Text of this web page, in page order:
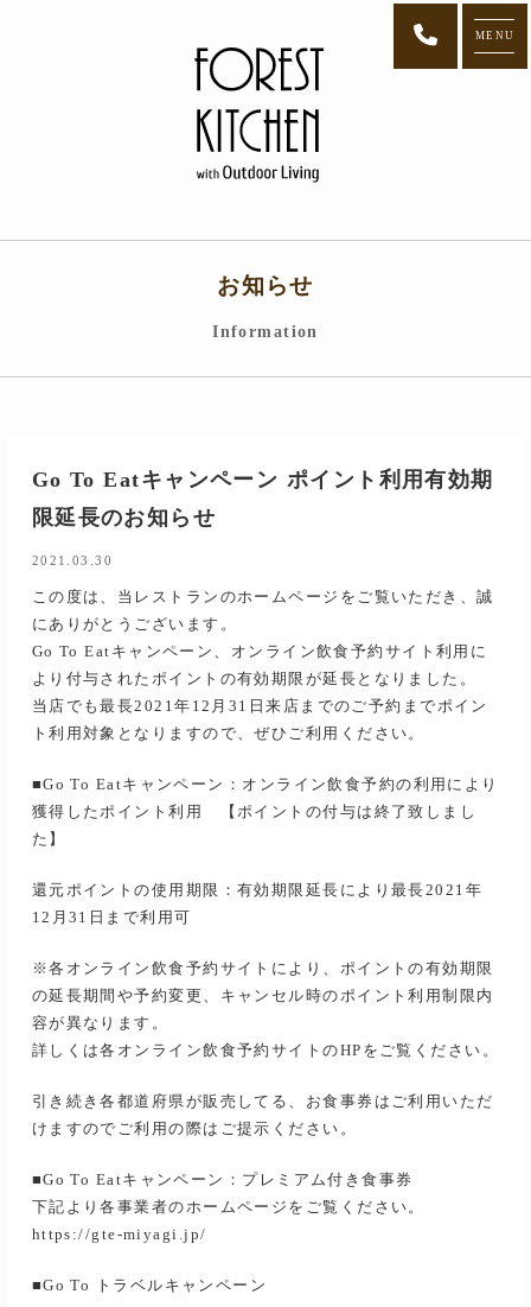
MENU
お知らせ
Information
Go To Eatキャンペーン ポイント利用有効期
限延長のお知らせ
2021.03.30
この度は、当レストランのホームページをご覧いただき、誠
にありがとうございます。
Go To Eatキャンペーン、オンライン飲食予約サイト利用に
より付与されたポイントの有効期限が延長となりました。
当店でも最長2021年12月31日来店までのご予約までポイン
ト利用対象となりますので、ぜひご利用ください。
■Go To Eatキャンペーン：オンライン飲食予約の利用により
獲得したポイント利用 【ポイントの付与は終了致しまし
た】
還元ポイントの使用期限：有効期限延長により最長2021年
12月31日まで利用可
※各オンライン飲食予約サイトにより、ポイントの有効期限
の延長期間や予約変更、キャンセル時のポイント利用制限内
容が異なります。
詳しくは各オンライン飲食予約サイトのHPをご覧ください。
引き続き各都道府県が販売してる、お食事券はご利用いただ
けますのでご利用の際はご提示ください。
■Go To Eatキャンペーン：プレミアム付き食事券
下記より各事業者のホームページをご覧ください。
https://gte-miyagi.jp/
■Go To トラベルキャンペーン